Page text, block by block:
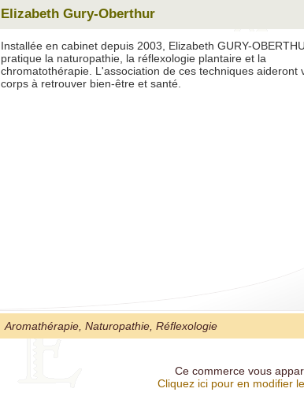
Elizabeth Gury-Oberthur
Installée en cabinet depuis 2003, Elizabeth GURY-
pratique la naturopathie, la réflexologie plantaire et la
chromatothérapie. L'association de ces techniques aideront
corps à retrouver bien-être et santé.
Aromathérapie, Naturopathie, Réflexologie
Ce commerce vous
Cliquez ici pour en modifier